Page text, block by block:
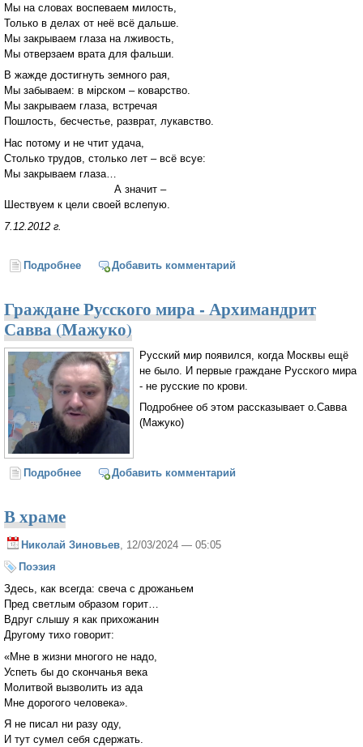
Мы на словах воспеваем милость,
Только в делах от неё всё дальше.
Мы закрываем глаза на лживость,
Мы отверзаем врата для фальши.
В жажде достигнуть земного рая,
Мы забываем: в мiрском – коварство.
Мы закрываем глаза, встречая
Пошлость, бесчестье, разврат, лукавство.
Нас потому и не чтит удача,
Столько трудов, столько лет – всё всуе:
Мы закрываем глаза…
А значит –
Шествуем к цели своей вслепую.
7.12.2012 г.
Подробнее о Шествуя к цели, с судьбою споря...
Добавить комментарий
Граждане Русского мира - Архимандрит
Савва (Мажуко)
Русский мир появился, когда Москвы ещё
не было. И первые граждане Русского мира
- не русские по крови.
Подробнее об этом рассказывает о.Савва
(Мажуко)
Подробнее о Граждане Русского мира - Архимандрит Савва
Добавить комментарий
В храме
Николай Зиновьев, 12/03/2024 — 05:05
Поэзия
Здесь, как всегда: свеча с дрожаньем
Пред светлым образом горит…
Вдруг слышу я как прихожанин
Другому тихо говорит:
«Мне в жизни многого не надо,
Успеть бы до скончанья века
Молитвой вызволить из ада
Мне дорогого человека».
Я не писал ни разу оду,
И тут сумел себя сдержать.